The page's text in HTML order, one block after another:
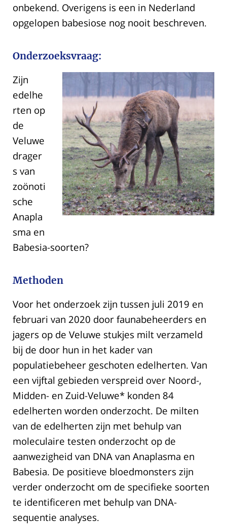
onbekend. Overigens is een in Nederland
opgelopen babesiose nog nooit beschreven.
Onderzoeksvraag:
Zijn
edelhe
rten op
de
Veluwe
drager
s van
zoönoti
sche
Anapla
sma en
Babesia-soorten?
Methoden
Voor het onderzoek zijn tussen juli 2019 en
februari van 2020 door faunabeheerders en
jagers op de Veluwe stukjes milt verzameld
bij de door hun in het kader van
populatiebeheer geschoten edelherten. Van
een vijftal gebieden verspreid over Noord-,
Midden- en Zuid-Veluwe* konden 84
edelherten worden onderzocht. De milten
van de edelherten zijn met behulp van
moleculaire testen onderzocht op de
aanwezigheid van DNA van Anaplasma en
Babesia. De positieve bloedmonsters zijn
verder onderzocht om de specifieke soorten
te identificeren met behulp van DNA-
sequentie analyses.